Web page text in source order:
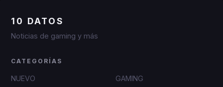
10 DATOS
Noticias de gaming y más
CATEGORÍAS
NUEVO
GAMING